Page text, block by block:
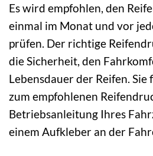
Es wird empfohlen, den
einmal im Monat und vor
prüfen. Der richtige
die Sicherheit, den
Lebensdauer der Reifen.
zum empfohlenen
Betriebsanleitung Ihres
einem Aufkleber an der